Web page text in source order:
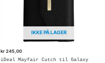
IKKE PÅ LAGER
kr245,00
iDeal Mayfair Cutch til Galaxy